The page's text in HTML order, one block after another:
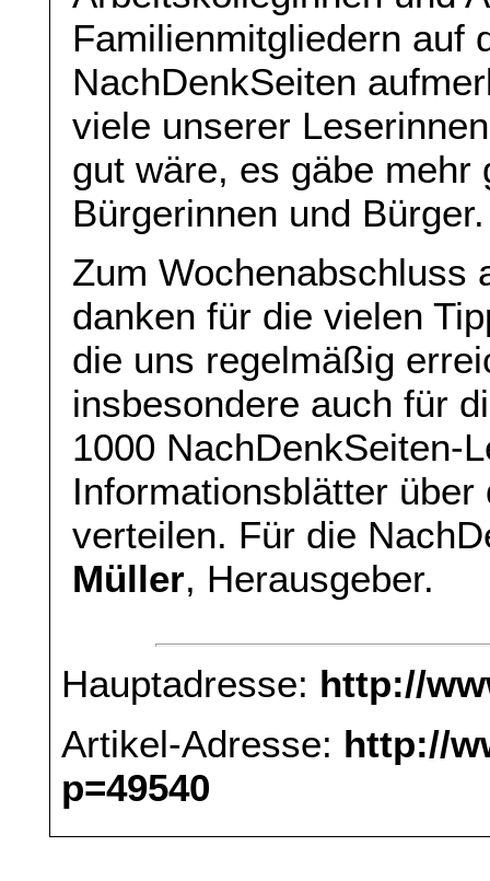
Familienmitgliedern auf
NachDenkSeiten
viele unserer
gut wäre, es gäbe
Bürgerinnen und Bürger.
Zum Wochenabschluss
danken für die vielen
die uns regelmäßig
insbesondere auch für
1000 NachDenkSeiten-
Informationsblätter
verteilen. Für die
Müller, Herausgeber.
Hauptadresse: http://
Artikel-Adresse: http://
p=49540